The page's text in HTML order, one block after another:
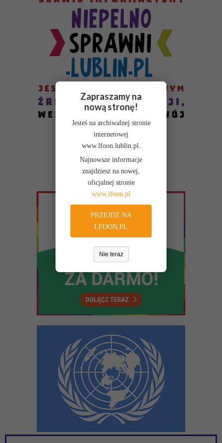
Zapraszamy na
nową stronę!
Jesteś na archiwalnej stronie
internetowej
www.lfoon.lublin.pl.
Najnowsze informacje
znajdziesz na nowej,
oficjalnej stronie
www.lfoon.pl
PRZEJDŹ NA
LFOON.PL
Nie teraz